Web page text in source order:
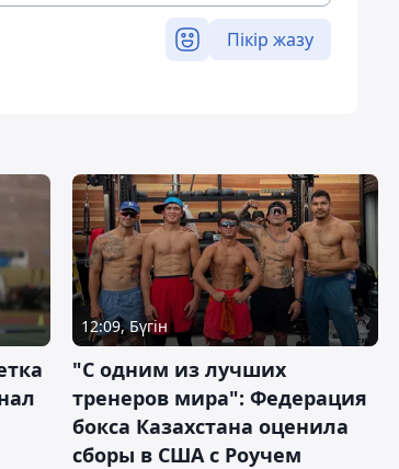
Пікір жазу
12:09, Бүгін
"С одним из лучших
тренеров мира": Федерация
бокса Казахстана оценила
сборы в США с Роучем